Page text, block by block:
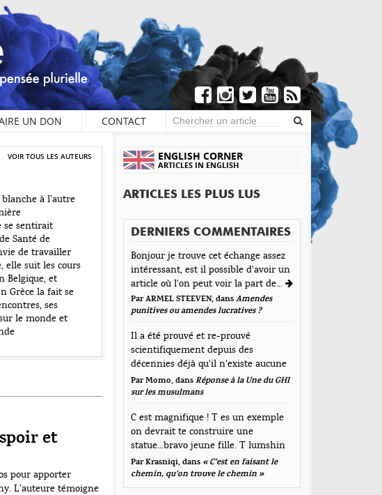
UN DON CONTACT
VOIR TOUS LES AUTEURS
à l’autre
se sentirait
Santé de
de travailler
elle suit les cours
Belgique, et
Grèce la fait se
ses
le monde et
et
pour apporter
L’auteure témoigne
ENGLISH CORNER
ARTICLES IN ENGLISH
ARTICLES LES PLUS LUS
DERNIERS COMMENTAIRES
Bonjour je trouve cet échange assez
intéressant, est il possible d'avoir un
article où l'on peut voir la part de...
Par ARMEL STEEVEN, dans Amendes
punitives ou amendes lucratives ?
Il a été prouvé et re-prouvé
scientifiquement depuis des
décennies déjà qu'il n'existe aucune
corrélation...
Par Momo, dans Réponse à la Une du GHI
sur les musulmans
C est magnifique ! T es un exemple
on devrait te construire une
statue...bravo jeune fille. T lumshin
durt
Par Krasniqi, dans « C’est en faisant le
chemin, qu’on trouve le chemin »